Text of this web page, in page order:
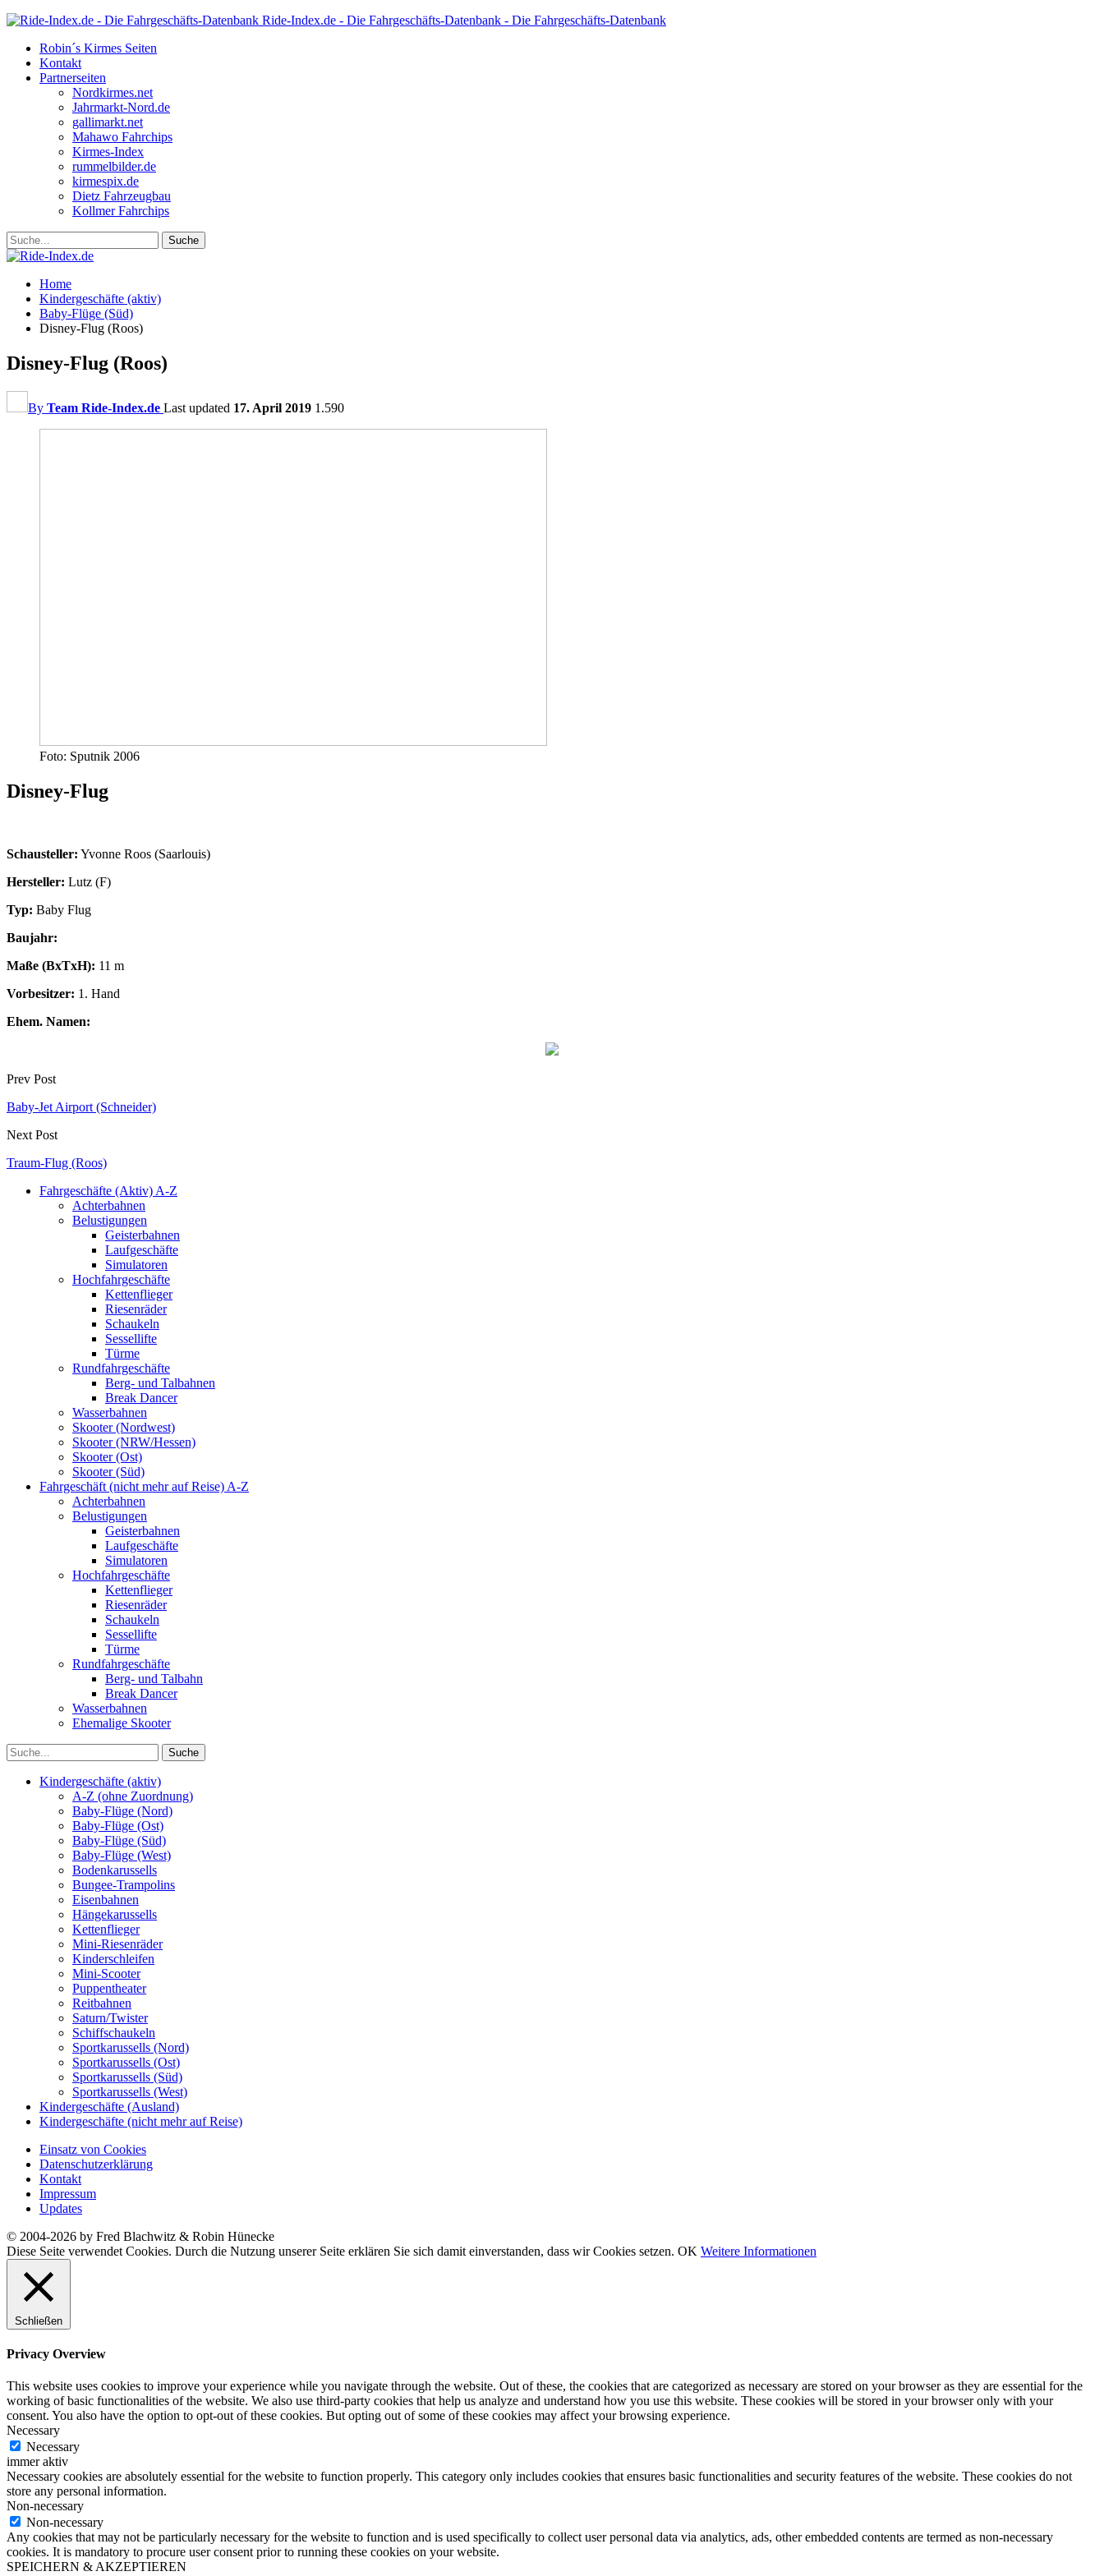
Ride-Index.de - Die Fahrgeschäfts-Datenbank - Die Fahrgeschäfts-Datenbank
Robin´s Kirmes Seiten
Kontakt
Partnerseiten
Nordkirmes.net
Jahrmarkt-Nord.de
gallimarkt.net
Mahawo Fahrchips
Kirmes-Index
rummelbilder.de
kirmespix.de
Dietz Fahrzeugbau
Kollmer Fahrchips
Home
Kindergeschäfte (aktiv)
Baby-Flüge (Süd)
Disney-Flug (Roos)
Disney-Flug (Roos)
By Team Ride-Index.de Last updated 17. April 2019 1.590
Foto: Sputnik 2006
Disney-Flug
Schausteller: Yvonne Roos (Saarlouis)
Hersteller: Lutz (F)
Typ: Baby Flug
Baujahr:
Maße (BxTxH): 11 m
Vorbesitzer: 1. Hand
Ehem. Namen:
Prev Post
Baby-Jet Airport (Schneider)
Next Post
Traum-Flug (Roos)
Fahrgeschäfte (Aktiv) A-Z
Achterbahnen
Belustigungen
Geisterbahnen
Laufgeschäfte
Simulatoren
Hochfahrgeschäfte
Kettenflieger
Riesenräder
Schaukeln
Sessellifte
Türme
Rundfahrgeschäfte
Berg- und Talbahnen
Break Dancer
Wasserbahnen
Skooter (Nordwest)
Skooter (NRW/Hessen)
Skooter (Ost)
Skooter (Süd)
Fahrgeschäft (nicht mehr auf Reise) A-Z
Achterbahnen
Belustigungen
Geisterbahnen
Laufgeschäfte
Simulatoren
Hochfahrgeschäfte
Kettenflieger
Riesenräder
Schaukeln
Sessellifte
Türme
Rundfahrgeschäfte
Berg- und Talbahn
Break Dancer
Wasserbahnen
Ehemalige Skooter
Kindergeschäfte (aktiv)
A-Z (ohne Zuordnung)
Baby-Flüge (Nord)
Baby-Flüge (Ost)
Baby-Flüge (Süd)
Baby-Flüge (West)
Bodenkarussells
Bungee-Trampolins
Eisenbahnen
Hängekarussells
Kettenflieger
Mini-Riesenräder
Kinderschleifen
Mini-Scooter
Puppentheater
Reitbahnen
Saturn/Twister
Schiffschaukeln
Sportkarussells (Nord)
Sportkarussells (Ost)
Sportkarussells (Süd)
Sportkarussells (West)
Kindergeschäfte (Ausland)
Kindergeschäfte (nicht mehr auf Reise)
Einsatz von Cookies
Datenschutzerklärung
Kontakt
Impressum
Updates
© 2004-2026 by Fred Blachwitz & Robin Hünecke
Diese Seite verwendet Cookies. Durch die Nutzung unserer Seite erklären Sie sich damit einverstanden, dass wir Cookies setzen. OK Weitere Informationen
Schließen
Privacy Overview
This website uses cookies to improve your experience while you navigate through the website. Out of these, the cookies that are categorized as necessary are stored on your browser as they are essential for the
working of basic functionalities of the website. We also use third-party cookies that help us analyze and understand how you use this website. These cookies will be stored in your browser only with your
consent. You also have the option to opt-out of these cookies. But opting out of some of these cookies may affect your browsing experience.
Necessary
Necessary
immer aktiv
Necessary cookies are absolutely essential for the website to function properly. This category only includes cookies that ensures basic functionalities and security features of the website. These cookies do not
store any personal information.
Non-necessary
Non-necessary
Any cookies that may not be particularly necessary for the website to function and is used specifically to collect user personal data via analytics, ads, other embedded contents are termed as non-necessary
cookies. It is mandatory to procure user consent prior to running these cookies on your website.
SPEICHERN & AKZEPTIEREN